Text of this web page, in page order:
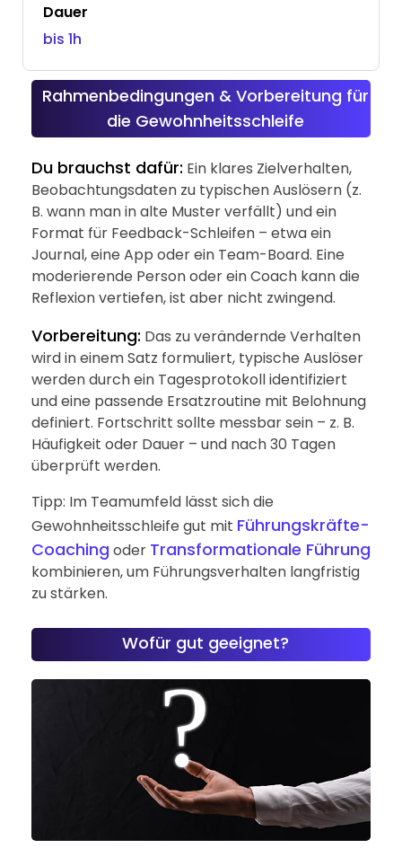
Dauer
bis 1h
Rahmenbedingungen & Vorbereitung für
die Gewohnheitsschleife
Du brauchst dafür: Ein klares Zielverhalten,
Beobachtungsdaten zu typischen Auslösern (z.
B. wann man in alte Muster verfällt) und ein
Format für Feedback-Schleifen – etwa ein
Journal, eine App oder ein Team-Board. Eine
moderierende Person oder ein Coach kann die
Reflexion vertiefen, ist aber nicht zwingend.
Vorbereitung: Das zu verändernde Verhalten
wird in einem Satz formuliert, typische Auslöser
werden durch ein Tagesprotokoll identifiziert
und eine passende Ersatzroutine mit Belohnung
definiert. Fortschritt sollte messbar sein – z. B.
Häufigkeit oder Dauer – und nach 30 Tagen
überprüft werden.
Tipp: Im Teamumfeld lässt sich die
Gewohnheitsschleife gut mit Führungskräfte-
Coaching oder Transformationale Führung
kombinieren, um Führungsverhalten langfristig
zu stärken.
Wofür gut geeignet?